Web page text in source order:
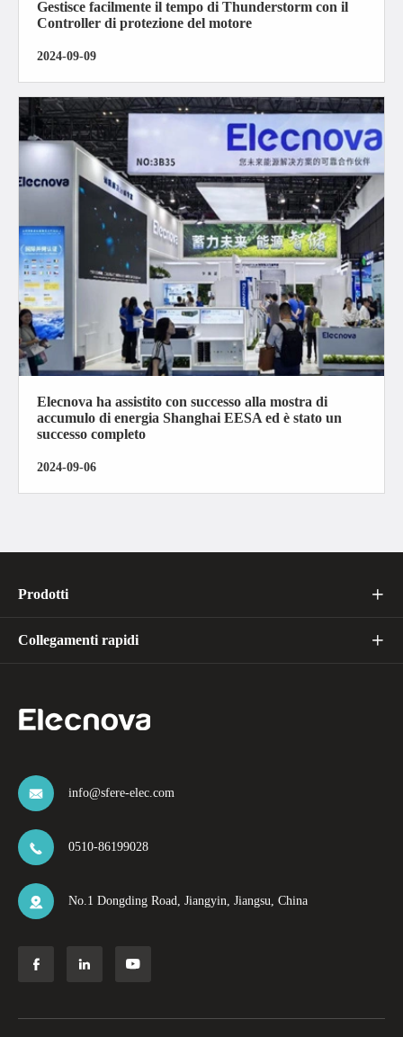
Gestisce facilmente il tempo di Thunderstorm con il
Controller di protezione del motore
2024-09-09
Elecnova ha assistito con successo alla mostra di
accumulo di energia Shanghai EESA ed è stato un
successo completo
2024-09-06
Prodotti 
Collegamenti rapidi 
 info@sfere-elec.com
 0510-86199028
 No.1 Dongding Road, Jiangyin, Jiangsu, China
  